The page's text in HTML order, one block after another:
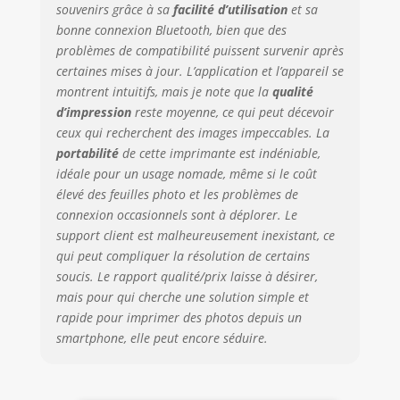
photos avec des
filtres, des
bordures, des
autocollants, des
commentaires et
plus encore
ADORABLE,
COMPACT ET
COLORÉ -
L'imprimante Step
est une
imprimante
portable et légère.
Il a une batterie
lithium-ion
rechargeable
intégrée [une
charge de batterie
souvenirs grâce à sa facilité d’utilisationet sa
bonne connexion Bluetooth, bien que des
problèmes de compatibilité puissent survenir après
certaines mises à jour. L’application et l’appareil se
montrent intuitifs, mais je note que la qualité
d’impressionreste moyenne, ce qui peut décevoir
ceux qui recherchent des images impeccables. La
portabilitéde cette imprimante est indéniable,
idéale pour un usage nomade, même si le coût
élevé des feuilles photo et les problèmes de
connexion occasionnels sont à déplorer. Le
support client est malheureusement inexistant, ce
qui peut compliquer la résolution de certains
soucis. Le rapport qualité/prix laisse à désirer,
mais pour qui cherche une solution simple et
rapide pour imprimer des photos depuis un
smartphone, elle peut encore séduire.